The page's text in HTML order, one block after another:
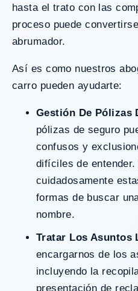
hasta el trato con las
proceso puede
abrumador.
Así es como nuestros
carro pueden ayudarte:
Gestión De Pólizas
pólizas de seguro
confusos y
difíciles de
cuidadosamente
formas de buscar
nombre.
Tratar Los Asuntos
encargarnos de los
incluyendo la
presentación de